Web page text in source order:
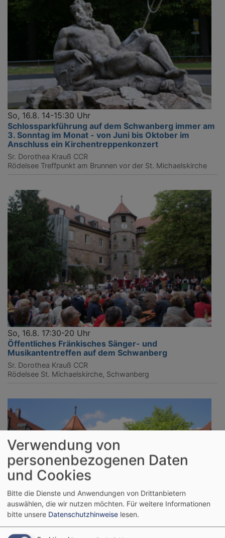
So, 16.8. 14-15:30 Uhr
Schlossparkführung auf dem Schwanberg immer am
3. Sonntag im Monat - von Juni bis Oktober im
Anschluss ein Kirchentreppenkonzert
Sr. Dorothea Krauß CCR
Rödelsee Treffpunkt am Brunnen vor der St. Michaelskirche
So, 16.8. 17:30-20 Uhr
Öffentliches Fränkisches Sänger- und
Musikantentreffen auf dem Schwanberg
Sr. Dorothea Krauß CCR
Rödelsee St. Michaelskirche, Schwanberg
Verwendung von
personenbezogenen Daten
und Cookies
Bitte die Dienste und Anwendungen von Drittanbietern
auswählen, die wir nutzen möchten. Für weitere Informationen
bitte unsere Datenschutzhinweise lesen.